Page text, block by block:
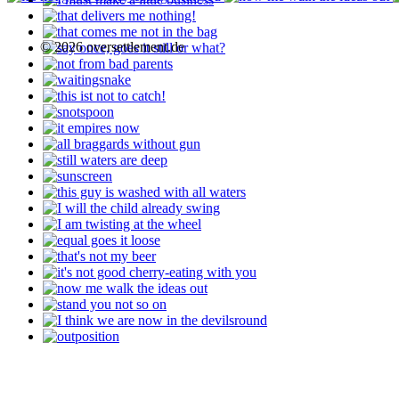
© 2026 oversettlement.de